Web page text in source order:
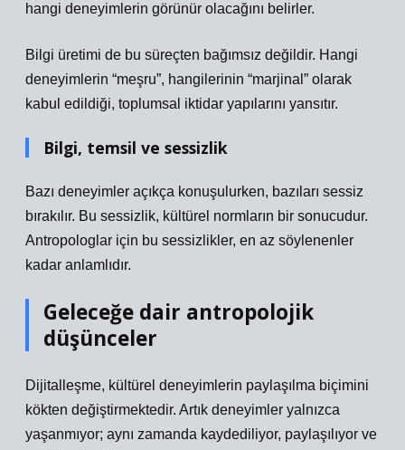
hangi deneyimlerin görünür olacağını belirler.
Bilgi üretimi de bu süreçten bağımsız değildir. Hangi
deneyimlerin “meşru”, hangilerinin “marjinal” olarak
kabul edildiği, toplumsal iktidar yapılarını yansıtır.
Bilgi, temsil ve sessizlik
Bazı deneyimler açıkça konuşulurken, bazıları sessiz
bırakılır. Bu sessizlik, kültürel normların bir sonucudur.
Antropologlar için bu sessizlikler, en az söylenenler
kadar anlamlıdır.
Geleceğe dair antropolojik
düşünceler
Dijitalleşme, kültürel deneyimlerin paylaşılma biçimini
kökten değiştirmektedir. Artık deneyimler yalnızca
yaşanmıyor; aynı zamanda kaydediliyor, paylaşılıyor ve